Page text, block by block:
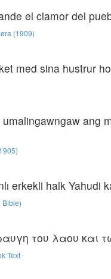
el clamor del
(1909)
med sina hustrur
ang
erkekli halk Yahudi
Bible)
του λαου και
Text